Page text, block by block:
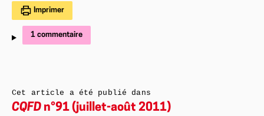
Imprimer
1 commentaire
Cet article a été publié dans
CQFD n°91 (juillet-août 2011)